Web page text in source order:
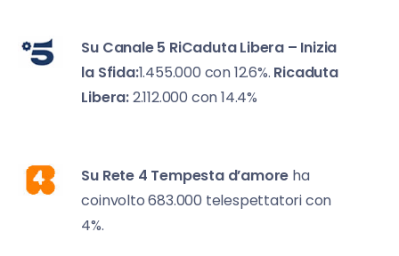
Su Canale 5 RiCaduta Libera – Inizia
la Sfida:1.455.000 con 12.6%. Ricaduta
Libera:2.112.000 con 14.4%
Su Rete 4 Tempesta d’amore ha
coinvolto 683.000 telespettatori con
4%.